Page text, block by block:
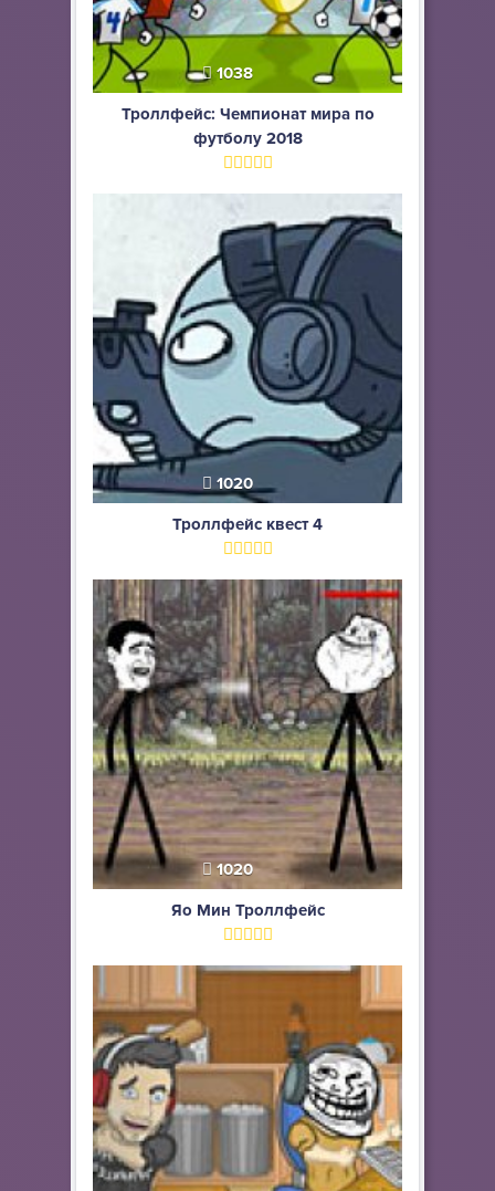
1038
Троллфейс: Чемпионат мира по
футболу 2018
1020
Троллфейс квест 4
1020
Яо Мин Троллфейс